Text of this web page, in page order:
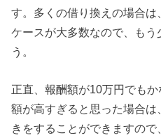
す。多くの借り換えの場合
ケースが大多数なので、もう
う。
正直、報酬額が10万円でも
額が高すぎると思った場合
きをすることができますの